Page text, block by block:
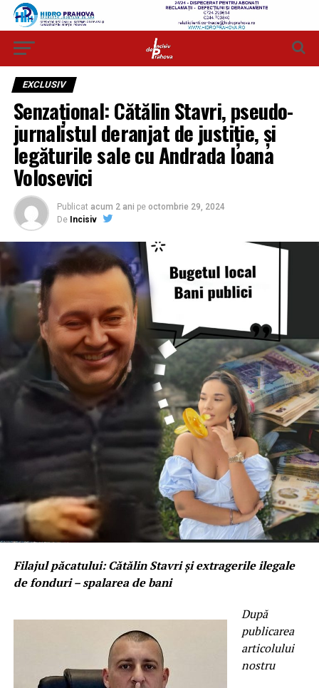
EXCLUSIV
Senzațional: Cătălin Stavri, pseudo-
jurnalistul deranjat de justiție, și
legăturile sale cu Andrada Ioana
Volosevici
Publicat acum 2 ani pe octombrie 29, 2024
De Incisiv
Filajul păcatului: Cătălin Stavri și extragerile ilegale
de fonduri – spalarea de bani
După
publicarea
articolului
nostru